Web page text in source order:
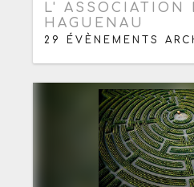
L' ASSOCIATION
HAGUENAU
29 ÉVÈNEMENTS